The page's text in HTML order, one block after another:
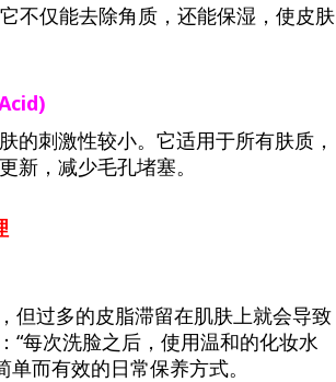
不仅能去除角质，还能保湿，使皮肤
的刺激性较小。它适用于所有肤质，
新，减少毛孔堵塞。
但过多的皮脂滞留在肌肤上就会导致
每次洗脸之后，使用温和的化妆水
而有效的日常保养方式。